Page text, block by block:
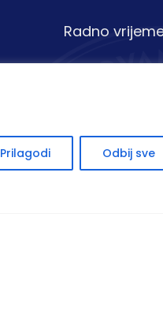
Prilagodi Odbij sve
Radno
Nedjelja: